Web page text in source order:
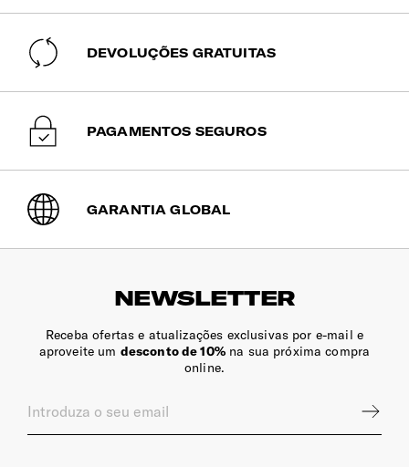
DEVOLUÇÕES GRATUITAS
PAGAMENTOS SEGUROS
GARANTIA GLOBAL
NEWSLETTER
Receba ofertas e atualizações exclusivas por e-mail e
aproveite um desconto de 10%na sua próxima compra
online.